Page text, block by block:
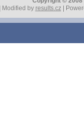
| Modified by results.cz|